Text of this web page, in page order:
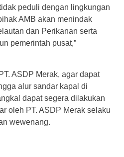
peduli dengan lingkungan
AMB akan menindak
dan Perikanan serta
pemerintah pusat,”
ASDP Merak, agar dapat
alur sandar kapal di
dapat segera dilakukan
oleh PT. ASDP Merak selaku
wewenang.